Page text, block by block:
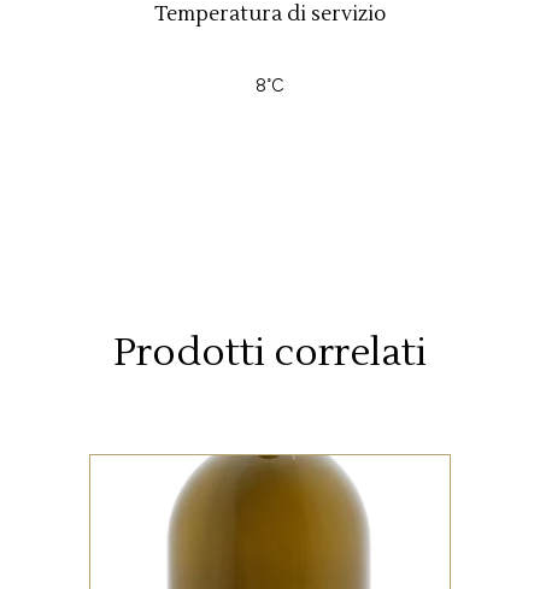
Temperatura di servizio
8°C
Prodotti correlati